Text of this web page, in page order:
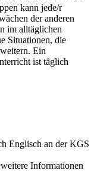
kann jede/r
der anderen
im alltäglichen
Situationen, die
Ein
ist täglich
Englisch an der KGS
Informationen